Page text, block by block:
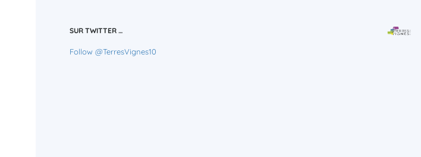
SUR TWITTER …
Follow @TerresVignes10